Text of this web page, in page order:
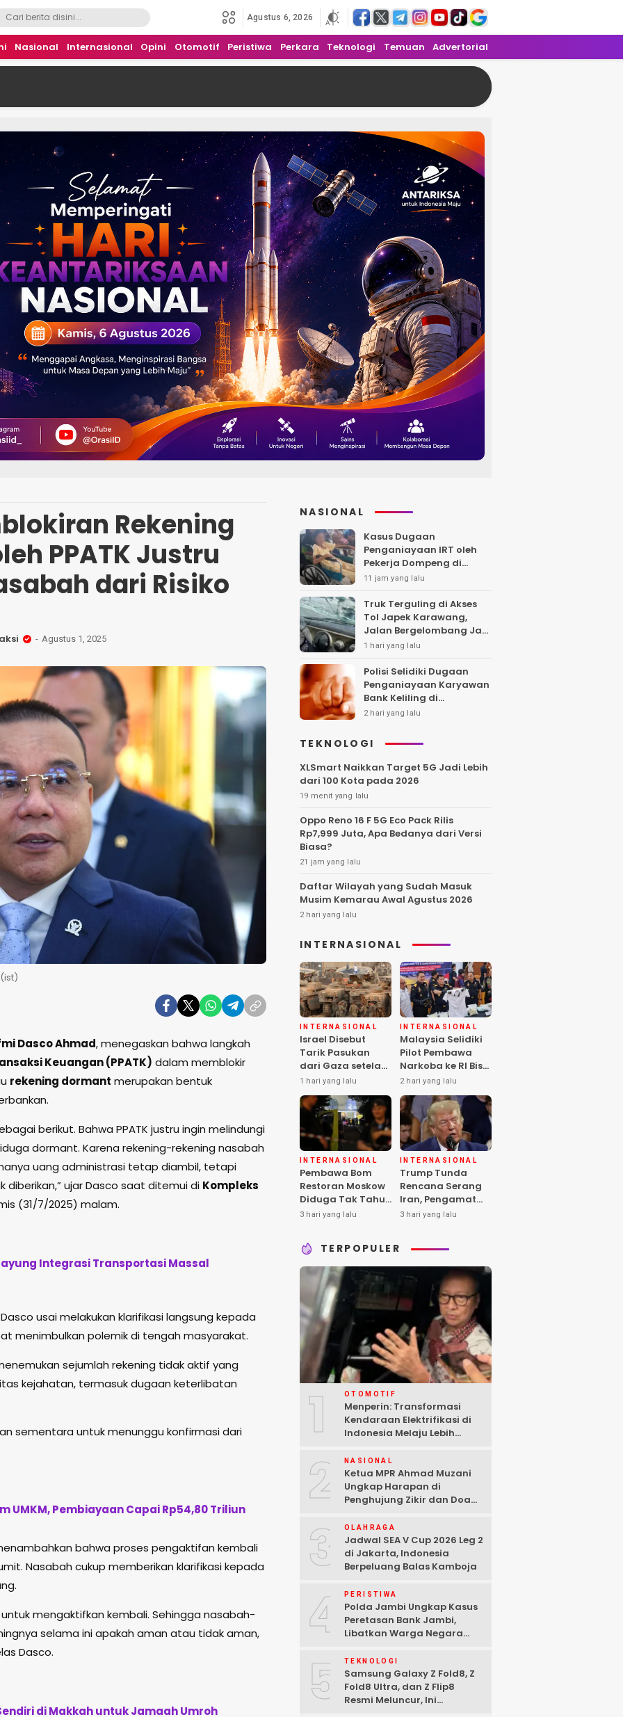
Agustus 6, 2026
Nasional Internasional Opini Otomotif Peristiwa Perkara Teknologi Temuan Advertorial
Rekening
PPATK Justru
dari Risiko
Agustus 1, 2025
Dasco Ahmad, menegaskan bahwa langkah
Keuangan (PPATK) dalam memblokir
rekening dormant merupakan bentuk
berikut. Bahwa PPATK justru ingin melindungi
dormant. Karena rekening-rekening nasabah
uang administrasi tetap diambil, tetapi
ujar Dasco saat ditemui di Kompleks
(31/7/2025) malam.
Integrasi Transportasi Massal
usai melakukan klarifikasi langsung kepada
menimbulkan polemik di tengah masyarakat.
sejumlah rekening tidak aktif yang
kejahatan, termasuk dugaan keterlibatan
sementara untuk menunggu konfirmasi dari
UMKM, Pembiayaan Capai Rp54,80 Triliun
bahwa proses pengaktifan kembali
Nasabah cukup memberikan klarifikasi kepada
untuk mengaktifkan kembali. Sehingga nasabah-
selama ini apakah aman atau tidak aman,
Dasco.
di Makkah untuk Jamaah Umroh
NASIONAL
Kasus Dugaan
Penganiayaan IRT oleh
Pekerja Dompeng di
Batanghari Jalan 7 Bulan,
Kepastian Hukum
11 jam yang lalu
Truk Terguling di Akses
Tol Japek Karawang,
Jalan Bergelombang Jadi
Sorotan
1 hari yang lalu
Polisi Selidiki Dugaan
Penganiayaan Karyawan
Bank Keliling di
Tangerang
2 hari yang lalu
TEKNOLOGI
XLSmart Naikkan Target 5G Jadi Lebih
dari 100 Kota pada 2026
19 menit yang lalu
Oppo Reno 16 F 5G Eco Pack Rilis
Rp7,999 Juta, Apa Bedanya dari Versi
Biasa?
21 jam yang lalu
Daftar Wilayah yang Sudah Masuk
Musim Kemarau Awal Agustus 2026
2 hari yang lalu
INTERNASIONAL
INTERNASIONAL
Israel Disebut
Tarik Pasukan
dari Gaza setelah
Hamas Selesai
Serahkan Senjata
1 hari yang lalu
INTERNASIONAL
Malaysia Selidiki
Pilot Pembawa
Narkoba ke RI Bisa
Lolos Pemeriksaan
KLIA
2 hari yang lalu
INTERNASIONAL
Pembawa Bom
Restoran Moskow
Diduga Tak Tahu
Isi Paket, 2 Orang
3 hari yang lalu
INTERNASIONAL
Trump Tunda
Rencana Serang
Iran, Pengamat
Soroti Risiko
3 hari yang lalu
TERPOPULER
1 OTOMOTIF
Menperin: Transformasi
Kendaraan Elektrifikasi di
Indonesia Melaju Lebih
2 NASIONAL
Ketua MPR Ahmad Muzani
Ungkap Harapan di
Penghujung Zikir dan Doa
3 OLAHRAGA
Jadwal SEA V Cup 2026 Leg 2
di Jakarta, Indonesia
Berpeluang Balas Kamboja
4 PERISTIWA
Polda Jambi Ungkap Kasus
Peretasan Bank Jambi,
Libatkan Warga Negara
Tersangka Ditangkap
5 TEKNOLOGI
Samsung Galaxy Z Fold8, Z
Fold8 Ultra, dan Z Flip8
Resmi Meluncur, Ini